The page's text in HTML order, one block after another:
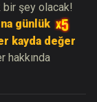
bir şey olacak!
günlük
kayda değer
hakkında